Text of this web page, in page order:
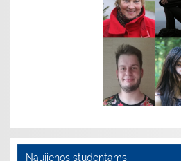
Naujienos studentams